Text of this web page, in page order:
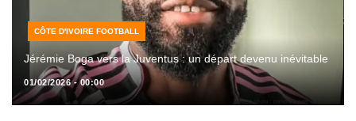
CÔTE D'IVOIRE FOOTBALL
Jérémie Boga vers la Juventus : un départ devenu inévitable
01/02/2026 - 00:00